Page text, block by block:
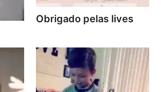
Obrigado pelas lives